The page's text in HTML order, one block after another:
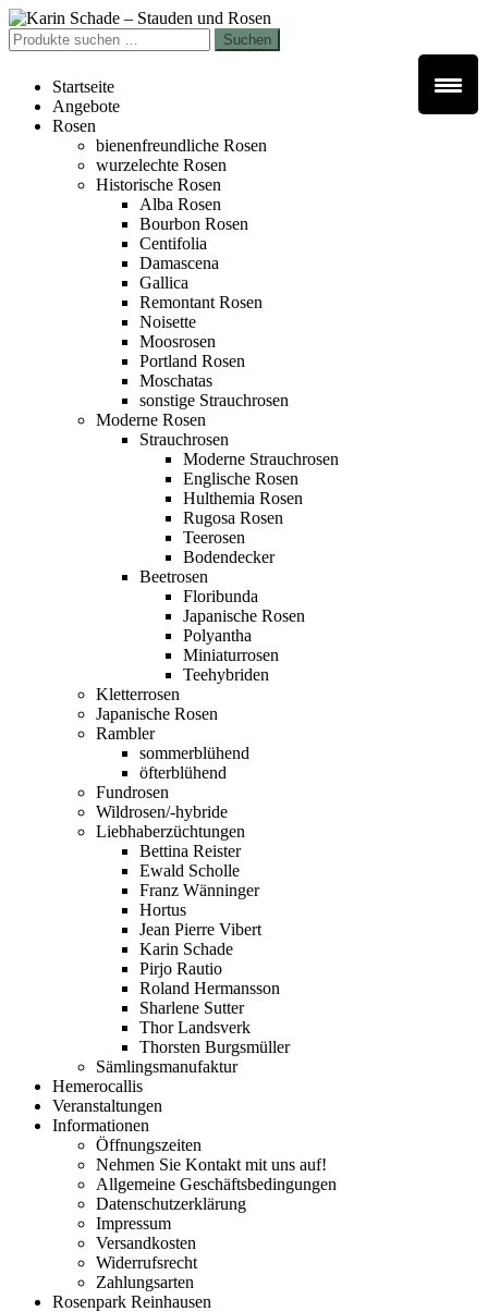
Zur
Navigation
springen
Zum
Inhalt
springen
Suchen
nach:
Suchen
Startseite
Angebote
Rosen
bienenfreundliche Rosen
wurzelechte Rosen
Historische Rosen
Alba Rosen
Bourbon Rosen
Centifolia
Damascena
Gallica
Remontant Rosen
Noisette
Moosrosen
Portland Rosen
Moschatas
sonstige Strauchrosen
Moderne Rosen
Strauchrosen
Moderne Strauchrosen
Englische Rosen
Hulthemia Rosen
Rugosa Rosen
Teerosen
Bodendecker
Beetrosen
Floribunda
Japanische Rosen
Polyantha
Miniaturrosen
Teehybriden
Kletterrosen
Japanische Rosen
Rambler
sommerblühend
öfterblühend
Fundrosen
Wildrosen/-hybride
Liebhaberzüchtungen
Bettina Reister
Ewald Scholle
Franz Wänninger
Hortus
Jean Pierre Vibert
Karin Schade
Pirjo Rautio
Roland Hermansson
Sharlene Sutter
Thor Landsverk
Thorsten Burgsmüller
Sämlingsmanufaktur
Hemerocallis
Veranstaltungen
Informationen
Öffnungszeiten
Nehmen Sie Kontakt mit uns auf!
Allgemeine Geschäftsbedingungen
Datenschutzerklärung
Impressum
Versandkosten
Widerrufsrecht
Zahlungsarten
Rosenpark Reinhausen